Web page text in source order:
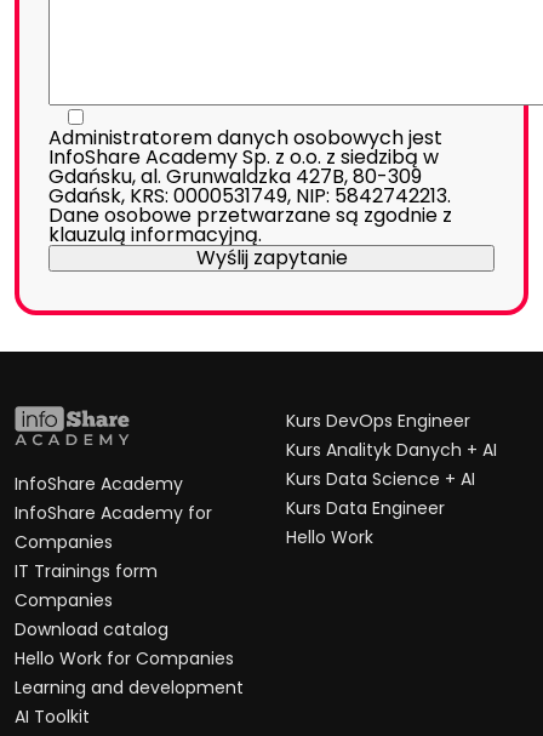
Administratorem danych osobowych jest
InfoShare Academy Sp. z o.o. z siedzibą w
Gdańsku, al. Grunwaldzka 427B, 80-309
Gdańsk, KRS: 0000531749, NIP: 5842742213.
Dane osobowe przetwarzane są zgodnie z
klauzulą informacyjną.
InfoShare Academy
InfoShare Academy for
Companies
IT Trainings form
Companies
Download catalog
Hello Work for Companies
Learning and development
AI Toolkit
Kurs DevOps Engineer
Kurs Analityk Danych + AI
Kurs Data Science + AI
Kurs Data Engineer
Hello Work